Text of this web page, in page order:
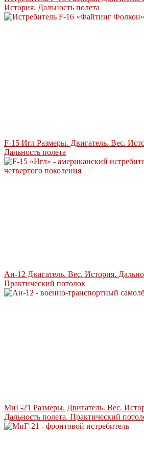
История. Дальность полета
F-15 Игл Размеры. Двигатель. Вес.
Дальность полета
Ан-12 Двигатель. Вес. История.
Практический потолок
МиГ-21 Размеры. Двигатель. Вес.
Дальность полета. Практический